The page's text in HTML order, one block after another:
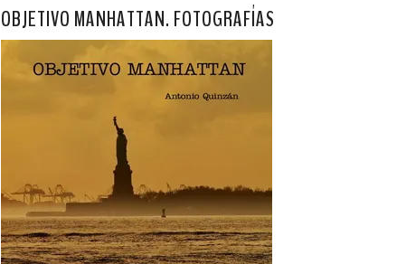
OBJETIVO MANHATTAN. FOTOGRAFÍAS